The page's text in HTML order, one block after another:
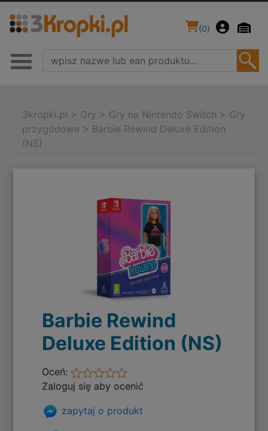
(0)
3kropki.pl > Gry > Gry na Nintendo Switch > Gry
przygodowe > Barbie Rewind Deluxe Edition
(NS)
Barbie Rewind
Deluxe Edition (NS)
Oceń:
Zaloguj się aby ocenić
zapytaj o produkt